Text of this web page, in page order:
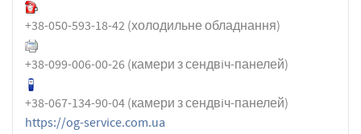
+38-050-593-18-42 (холодильне обладнання)
+38-099-006-00-26 (камери з сендвiч-панелей)
+38-067-134-90-04 (камери з сендвiч-панелей)
https://og-service.com.ua